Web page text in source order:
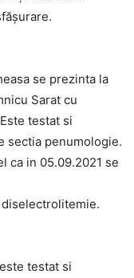
se prezinta la
Sarat cu
testat si
sectia penumologie.
ca in 05.09.2021 se
testat si